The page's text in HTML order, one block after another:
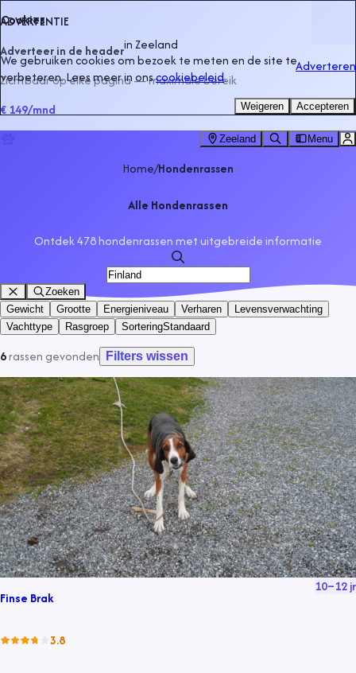
ADVERTENTIE
Adverteer in de headerinZeeland
Zichtbaar op elke pagina — maximale bereik
€ 149/mnd
Adverteren
Zeeland Menu
Home/Hondenrassen
Alle Hondenrassen
Ontdek 478 hondenrassen met uitgebreide informatie
Zoeken
Gewicht
Grootte Energieniveau Verharen
Levensverwachting
Vachttype
Rasgroep SorteringStandaard
6rassen gevonden Filters wissen
Finse Brak
10–12jr
3.8
Cookies
We gebruiken cookies om bezoek te meten en de site te
verbeteren. Lees meer in onscookiebeleid.
Weigeren Accepteren